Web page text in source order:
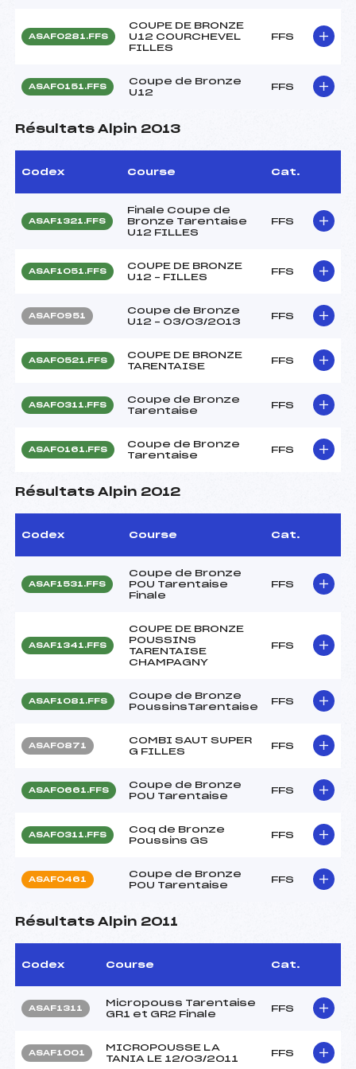
ASAF0281.FFS
COUPE DE BRONZE
U12 COURCHEVEL
FILLES
FFS
ASAF0151.FFS
Coupe de Bronze
U12
FFS
Résultats Alpin 2013
Codex Course Cat.
ASAF1321.FFS
Finale Coupe de
Bronze Tarentaise
U12 FILLES
FFS
ASAF1051.FFS
COUPE DE BRONZE
U12 – FILLES
FFS
ASAF0951
Coupe de Bronze
U12 – 03/03/2013
FFS
ASAF0521.FFS
COUPE DE BRONZE
TARENTAISE
FFS
ASAF0311.FFS
Coupe de Bronze
Tarentaise
FFS
ASAF0161.FFS
Coupe de Bronze
Tarentaise
FFS
Résultats Alpin 2012
Codex Course Cat.
ASAF1531.FFS
Coupe de Bronze
POU Tarentaise
Finale
FFS
ASAF1341.FFS
COUPE DE BRONZE
POUSSINS
TARENTAISE
CHAMPAGNY
FFS
ASAF1081.FFS
Coupe de Bronze
PoussinsTarentaise
FFS
ASAF0871
COMBI SAUT SUPER
G FILLES
FFS
ASAF0661.FFS
Coupe de Bronze
POU Tarentaise
FFS
ASAF0311.FFS
Coq de Bronze
Poussins GS
FFS
ASAF0461
Coupe de Bronze
POU Tarentaise
FFS
Résultats Alpin 2011
Codex Course Cat.
ASAF1311
Micropouss Tarentaise
GR1 et GR2 Finale
FFS
ASAF1001
MICROPOUSSE LA
TANIA LE 12/03/2011
FFS